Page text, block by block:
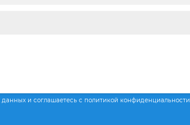
и соглашаетесь с политикой конфиденциальности